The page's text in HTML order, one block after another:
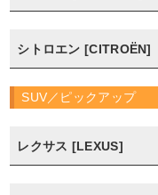
シトロエン [CITROËN]
SUV／ピックアップ
レクサス [LEXUS]